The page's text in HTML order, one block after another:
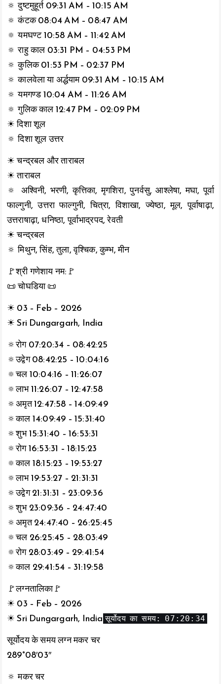
🔅 दुष्टमुहूर्त 09:31 AM – 10:15 AM
🔅 कंटक 08:04 AM – 08:47 AM
🔅 यमघण्ट 10:58 AM – 11:42 AM
🔅 राहु काल 03:31 PM – 04:53 PM
🔅 कुलिक 01:53 PM – 02:37 PM
🔅 कालवेला या अर्द्धयाम 09:31 AM – 10:15 AM
🔅 यमगण्ड 10:04 AM – 11:26 AM
🔅 गुलिक काल 12:47 PM – 02:09 PM
☀ दिशा शूल
🔅 दिशा शूल उत्तर
☀ चन्द्रबल और ताराबल
☀ ताराबल
🔅 अश्विनी, भरणी, कृत्तिका, मृगशिरा, पुनर्वसु, आश्लेषा, मघा, पूर्वा
फाल्गुनी, उत्तरा फाल्गुनी, चित्रा, विशाखा, ज्येष्ठा, मूल, पूर्वाषाढ़ा,
उत्तराषाढ़ा, धनिष्ठा, पूर्वाभाद्रपद, रेवती
☀ चन्द्रबल
🔅 मिथुन, सिंह, तुला, वृश्चिक, कुम्भ, मीन
🚩श्री गणेशाय नम:🚩
📜 चोघडिया 📜
☀ 03 – Feb – 2026
☀ Sri Dungargarh, India
🔅रोग 07:20:34 – 08:42:25
🔅उद्वेग 08:42:25 – 10:04:16
🔅चल 10:04:16 – 11:26:07
🔅लाभ 11:26:07 – 12:47:58
🔅अमृत 12:47:58 – 14:09:49
🔅काल 14:09:49 – 15:31:40
🔅शुभ 15:31:40 – 16:53:31
🔅रोग 16:53:31 – 18:15:23
🔅काल 18:15:23 – 19:53:27
🔅लाभ 19:53:27 – 21:31:31
🔅उद्वेग 21:31:31 – 23:09:36
🔅शुभ 23:09:36 – 24:47:40
🔅अमृत 24:47:40 – 26:25:45
🔅चल 26:25:45 – 28:03:49
🔅रोग 28:03:49 – 29:41:54
🔅काल 29:41:54 – 31:19:58
🚩लग्नतालिका🚩
☀ 03 – Feb – 2026
☀ Sri Dungargarh, India सूर्योदय का समय: 07:20:34
सूर्योदय के समय लग्न मकर चर
289°08′03″
🔅 मकर चर